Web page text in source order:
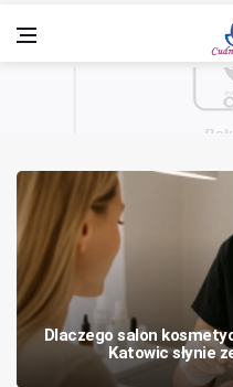
Dlaczego salon
Katowic słynie